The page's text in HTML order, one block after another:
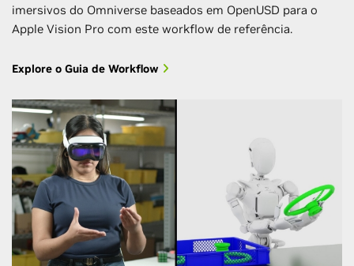
imersivos do Omniverse baseados em OpenUSD para o
Apple Vision Pro com este workflow de referência.
Explore o Guia de Workflow